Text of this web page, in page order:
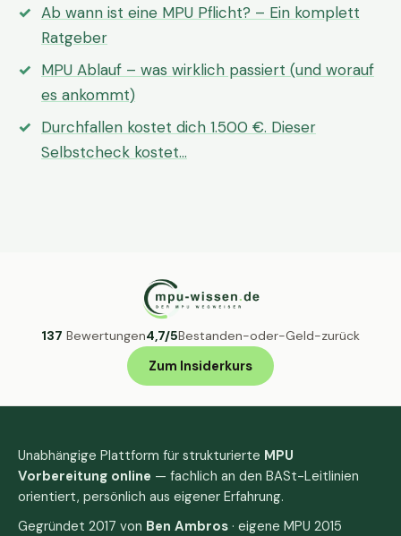
Ab wann ist eine MPU Pflicht? – Ein komplett
Ratgeber
MPU Ablauf – was wirklich passiert (und worauf
es ankommt)
Durchfallen kostet dich 1.500 €. Dieser
Selbstcheck kostet…
137 Bewertungen4,7/5Bestanden-oder-Geld-zurück
Zum Insiderkurs
Unabhängige Plattform für strukturierte MPU
Vorbereitung online — fachlich an den BASt-Leitlinien
orientiert, persönlich aus eigener Erfahrung.
Gegründet 2017 von Ben Ambros · eigene MPU 2015